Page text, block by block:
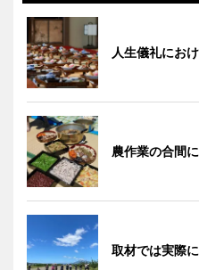
人生儀礼にお
農作業の合間
取材では実際